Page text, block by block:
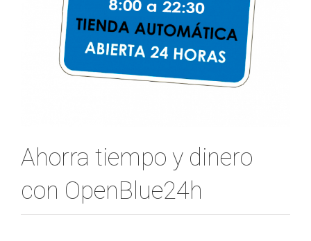
Ahorra tiempo y dinero
con OpenBlue24h